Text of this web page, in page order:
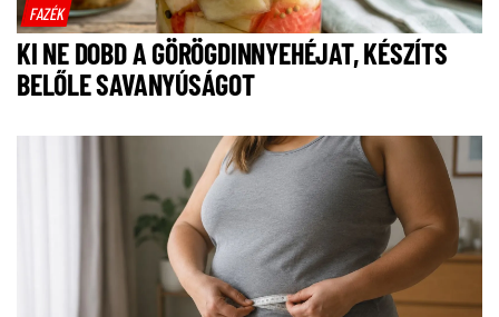
FAZÉK
KI NE DOBD A GÖRÖGDINNYEHÉJAT, KÉSZÍTS
BELŐLE SAVANYÚSÁGOT